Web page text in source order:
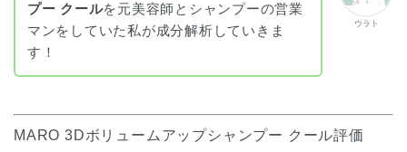
ウラト
プー クールを元美容師とシャンプーの営業
マンをしていた私が成分解析していきま
す！
MARO 3Dボリュームアップシャンプー クール評価